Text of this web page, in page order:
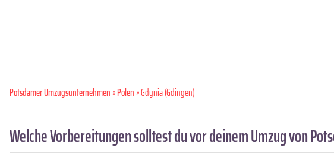
Potsdamer Umzugsunternehmen»Polen» Gdynia (Gdingen)
Welche Vorbereitungen solltest du vor deinem Umzug von